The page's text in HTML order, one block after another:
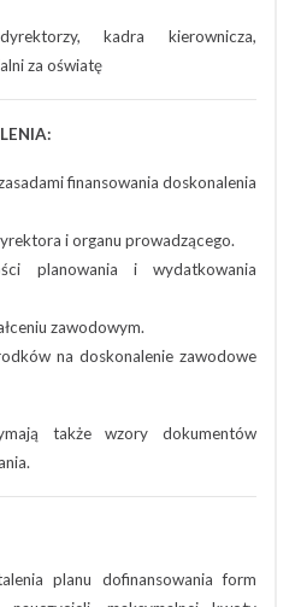
kadra kierownicza,
za oświatę
finansowania doskonalenia
i organu prowadzącego.
planowania i wydatkowania
zawodowym.
na doskonalenie zawodowe
także wzory dokumentów
planu dofinansowania form